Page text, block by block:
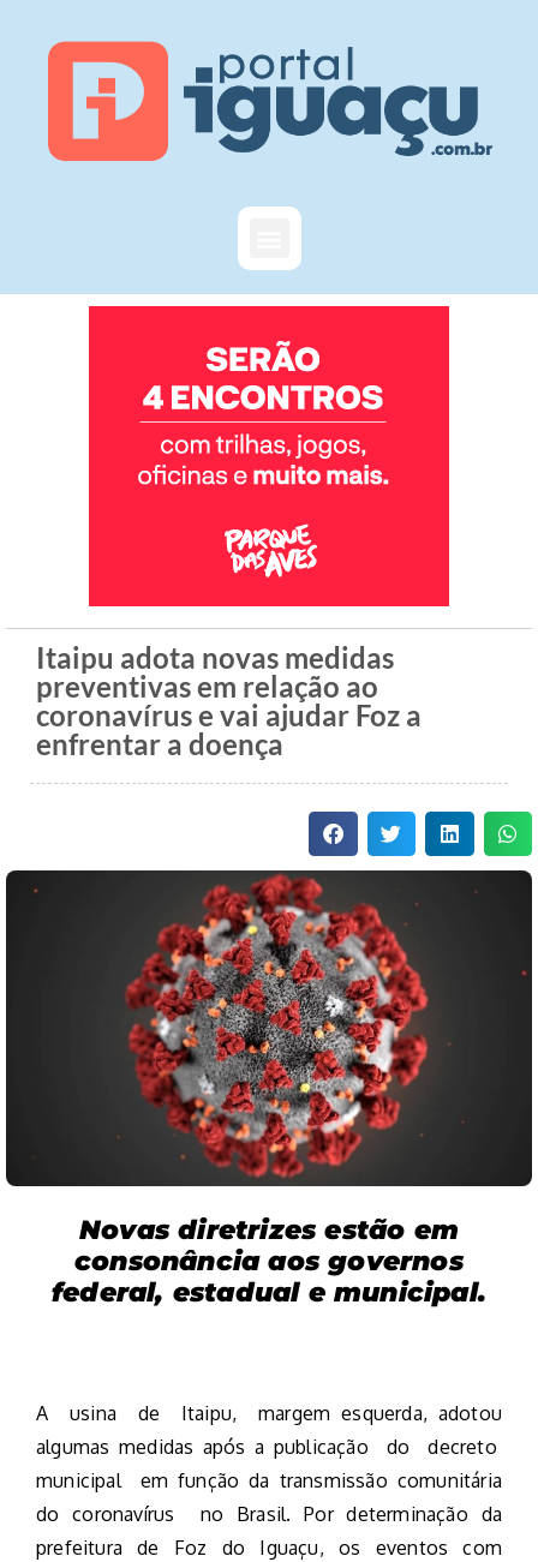
Itaipu adota novas medidas
preventivas em relação ao
coronavírus e vai ajudar Foz a
enfrentar a doença
Novas diretrizes estão em
consonância aos governos
federal, estadual e municipal.
A usina de Itaipu, margem esquerda, adotou
algumas medidas após a publicação do decreto
municipal em função da transmissão comunitária
do coronavírus no Brasil. Por determinação da
prefeitura de Foz do Iguaçu, os eventos com